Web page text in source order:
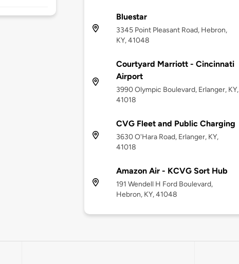
Bluestar
3345 Point Pleasant Road, Hebron,
KY, 41048
Courtyard Marriott - Cincinnati
Airport
3990 Olympic Boulevard, Erlanger, KY,
41018
CVG Fleet and Public Charging
3630 O'Hara Road, Erlanger, KY,
41018
Amazon Air - KCVG Sort Hub
191 Wendell H Ford Boulevard,
Hebron, KY, 41048